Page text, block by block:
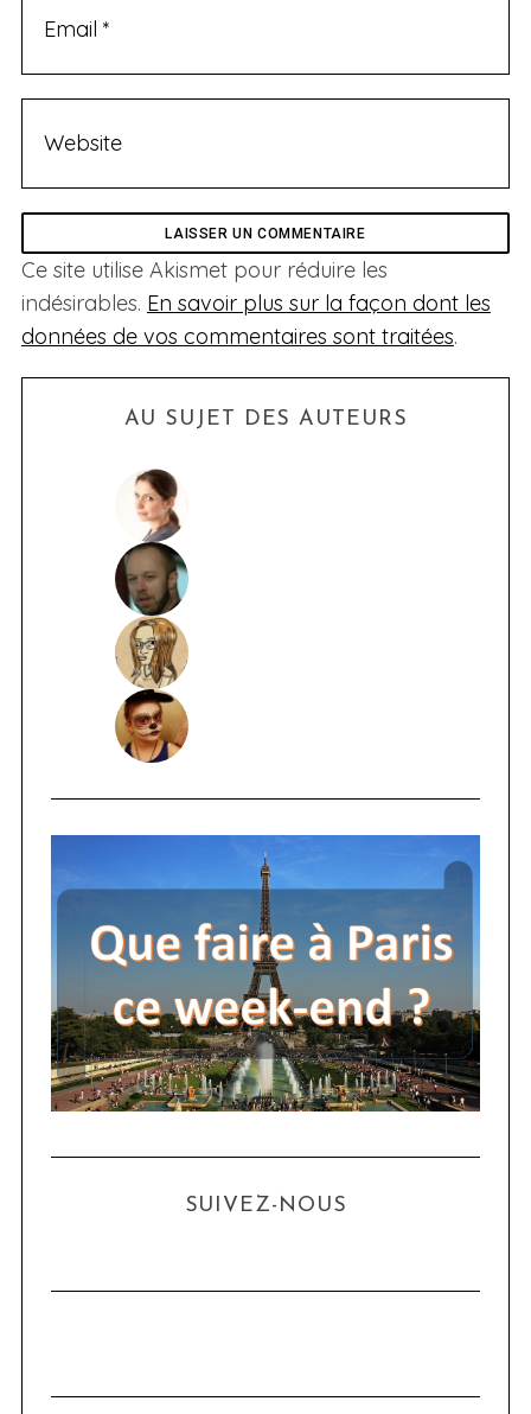
Ce site utilise Akismet pour réduire les
indésirables. En savoir plus sur la façon dont les
données de vos commentaires sont traitées.
AU SUJET DES AUTEURS
SUIVEZ-NOUS
r
o
r
: